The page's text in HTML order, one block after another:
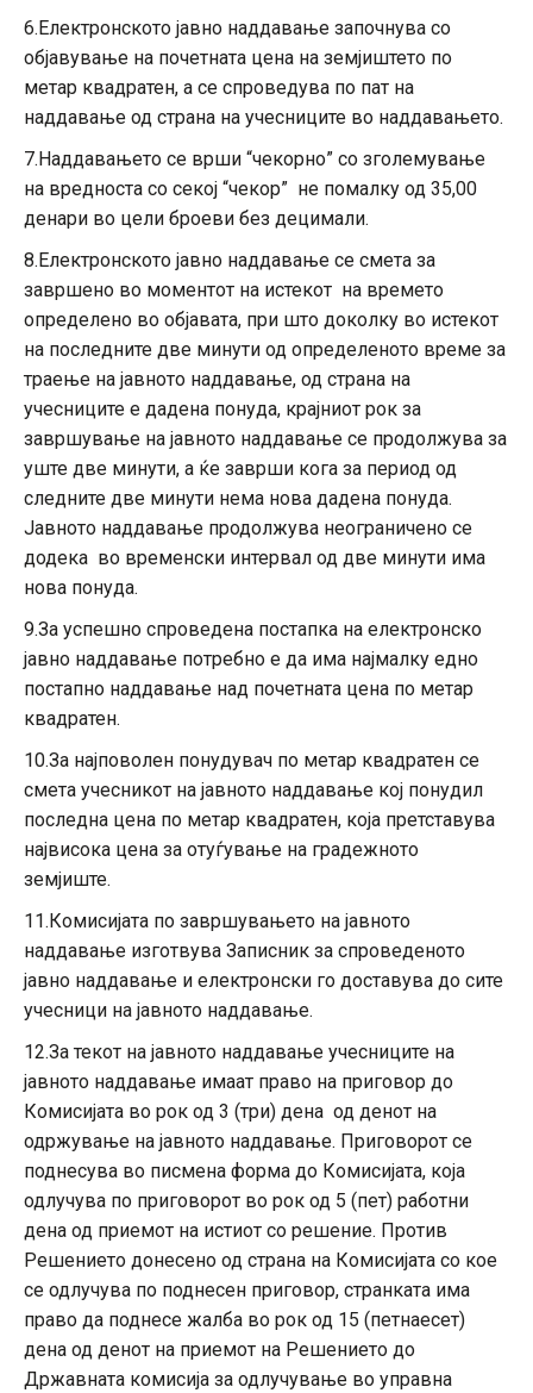
6.Електронското јавно наддавање започнува со
објавување на почетната цена на земјиштето по
метар квадратен, а се спроведува по пат на
наддавање од страна на учесниците во наддавањето.
7.Наддавањето се врши “чекорно” со зголемување
на вредноста со секој “чекор” не помалку од 35,00
денари во цели броеви без децимали.
8.Електронското јавно наддавање се смета за
завршено во моментот на истекот на времето
определено во објавата, при што доколку во истекот
на последните две минути од определеното време за
траење на јавното наддавање, од страна на
учесниците е дадена понуда, крајниот рок за
завршување на јавното наддавање се продолжува за
уште две минути, а ќе заврши кога за период од
следните две минути нема нова дадена понуда.
Јавното наддавање продолжува неограничено се
додека во временски интервал од две минути има
нова понуда.
9.За успешно спроведена постапка на електронско
јавно наддавање потребно е да има најмалку едно
постапно наддавање над почетната цена по метар
квадратен.
10.За најповолен понудувач по метар квадратен се
смета учесникот на јавното наддавање кој понудил
последна цена по метар квадратен, која претставува
највисока цена за отуѓување на градежното
земјиште.
11.Комисијата по завршувањето на јавното
наддавање изготвува Записник за спроведеното
јавно наддавање и електронски го доставува до сите
учесници на јавното наддавање.
12.За текот на јавното наддавање учесниците на
јавното наддавање имаат право на приговор до
Комисијата во рок од 3 (три) дена од денот на
одржување на јавното наддавање. Приговорот се
поднесува во писмена форма до Комисијата, која
одлучува по приговорот во рок од 5 (пет) работни
дена од приемот на истиот со решение. Против
Решението донесено од страна на Комисијата со кое
се одлучува по поднесен приговор, странката има
право да поднесе жалба во рок од 15 (петнаесет)
дена од денот на приемот на Решението до
Државната комисија за одлучување во управна